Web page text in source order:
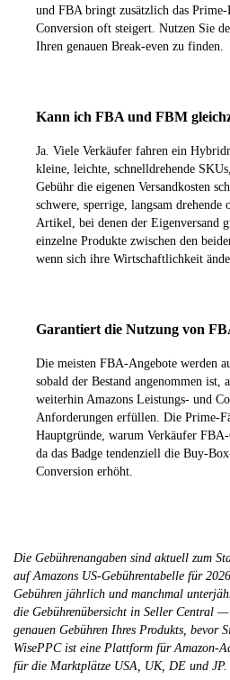
und FBA bringt zusätzlich das Prime-
Conversion oft steigert. Nutzen Sie
Ihren genauen Break-even zu finden.
Kann ich FBA und FBM
Ja. Viele Verkäufer fahren ein
kleine, leichte, schnelldrehende
Gebühr die eigenen Versandkosten
schwere, sperrige, langsam
Artikel, bei denen der Eigenversand
einzelne Produkte zwischen den
wenn sich ihre Wirtschaftlichkeit
Garantiert die Nutzung von
Die meisten FBA-Angebote werden
sobald der Bestand angenommen ist,
weiterhin Amazons Leistungs- und
Anforderungen erfüllen. Die Prime-
Hauptgründe, warum Verkäufer FBA-
da das Badge tendenziell die Buy-
Conversion erhöht.
Die Gebührenangaben sind aktuell zum
auf Amazons US-Gebührentabelle für
Gebühren jährlich und manchmal
die Gebührenübersicht in Seller Central
genauen Gebühren Ihres Produkts, bevor
WisePPC ist eine Plattform für Amazon-
für die Marktplätze USA, UK, DE und JP.